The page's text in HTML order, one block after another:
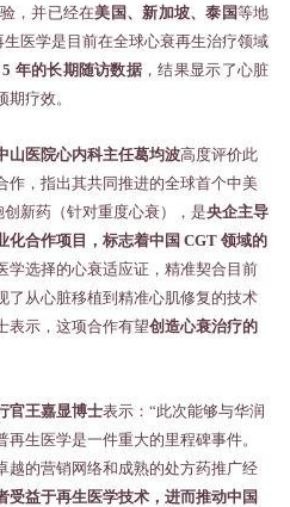
，并已经在美国、新加坡、泰国等地
医学是目前在全球心衰再生治疗领域
5 年的长期随访数据 ，结果显示了心脏
疗效。
山医院心内科主任葛均波高度评价此
作，指出其共同推进的全球首个中美
新药（针对重度心衰），是央企主导
化合作项目，标志着中国 CGT 领域的
学选择的心衰适应证，精准契合目前
了从心脏移植到精准心肌修复的技术
表示，这项合作有望创造心衰治疗的
官王嘉显博士表示： “此次能够与华润
生医学是一件重大的里程碑事件。
越的营销网络和成熟的处方药推广经
受益于再生医学技术，进而推动中国